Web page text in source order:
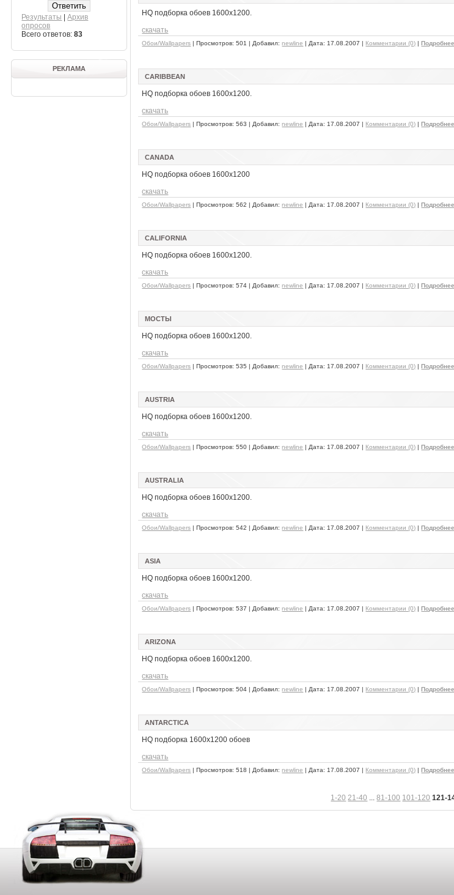
Результаты |Архив
опросов
Всего ответов:83
РЕКЛАМА
HQ подборка обоев 1600x1200.
скачать
Обои/Wallpapers | Просмотров: 501 | Добавил:newline | Дата: 17.08.2007 | Комментарии (0) |
CARIBBEAN
HQ подборка обоев 1600x1200.
скачать
Обои/Wallpapers | Просмотров: 563 | Добавил:newline | Дата: 17.08.2007 | Комментарии (0) |
CANADA
HQ подборка обоев 1600x1200
скачать
Обои/Wallpapers | Просмотров: 562 | Добавил:newline | Дата: 17.08.2007 | Комментарии (0) |
CALIFORNIA
HQ подборка обоев 1600x1200.
скачать
Обои/Wallpapers | Просмотров: 574 | Добавил:newline | Дата: 17.08.2007 | Комментарии (0) |
МОСТЫ
HQ подборка обоев 1600x1200.
скачать
Обои/Wallpapers | Просмотров: 535 | Добавил:newline | Дата: 17.08.2007 | Комментарии (0) |
AUSTRIA
HQ подборка обоев 1600x1200.
скачать
Обои/Wallpapers | Просмотров: 550 | Добавил:newline | Дата: 17.08.2007 | Комментарии (0) |
AUSTRALIA
HQ подборка обоев 1600x1200.
скачать
Обои/Wallpapers | Просмотров: 542 | Добавил:newline | Дата: 17.08.2007 | Комментарии (0) |
ASIA
HQ подборка обоев 1600x1200.
скачать
Обои/Wallpapers | Просмотров: 537 | Добавил:newline | Дата: 17.08.2007 | Комментарии (0) |
ARIZONA
HQ подборка обоев 1600x1200.
скачать
Обои/Wallpapers | Просмотров: 504 | Добавил:newline | Дата: 17.08.2007 | Комментарии (0) |
ANTARCTICA
HQ подборка 1600x1200 обоев
скачать
Обои/Wallpapers | Просмотров: 518 | Добавил:newline | Дата: 17.08.2007 | Комментарии (0) |
1-20 21-40 ... 81-100 101-120 121-